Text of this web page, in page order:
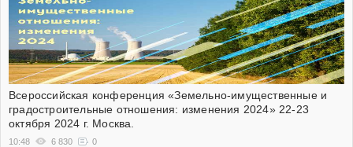
Всероссийская конференция «Земельно-имущественные и
градостроительные отношения: изменения 2024» 22-23
октября 2024 г. Москва.
10:48 6 830 0